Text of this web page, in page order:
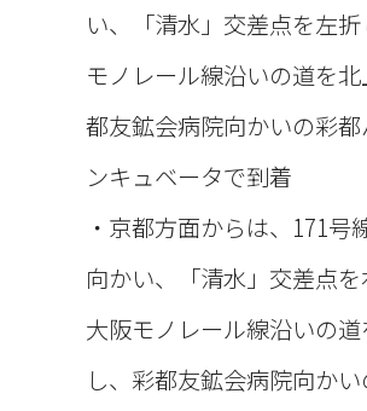
するものを意
るものとしま
本サービスに
て当診療所が
する利用者情報
い、「清水」交差点を左
モノレール線沿いの道を
都友鉱会病院向かいの彩都
ンキュベータで到着
・京都方面からは、171号
向かい、「清水」交差点
大阪モノレール線沿いの
し、彩都友鉱会病院向か